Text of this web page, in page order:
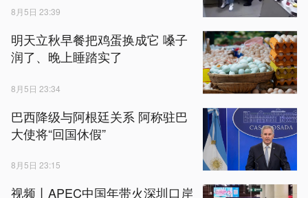
8月5日 23:39
明天立秋早餐把鸡蛋换成它 嗓子
润了、晚上睡踏实了
8月5日 23:34
巴西降级与阿根廷关系 阿称驻巴
大使将“回国休假”
8月5日 23:15
视频丨APEC中国年带火深圳口岸